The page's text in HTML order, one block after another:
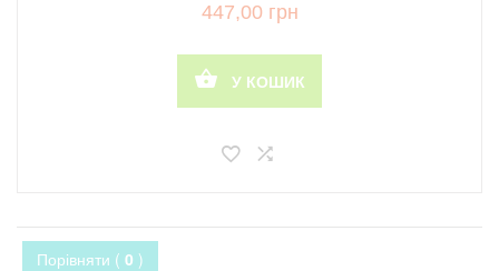
447,00 грн
У КОШИК
Порівняти ( 0 )